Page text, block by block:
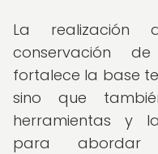
La realización
conservación
fortalece la base
sino que
herramientas y
para abordar